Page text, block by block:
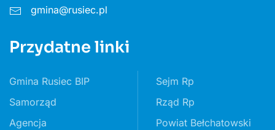
gmina@rusiec.pl
Przydatne linki
Gmina Rusiec BIP
Samorząd
Agencja
Sejm Rp
Rząd Rp
Powiat Bełchatowski